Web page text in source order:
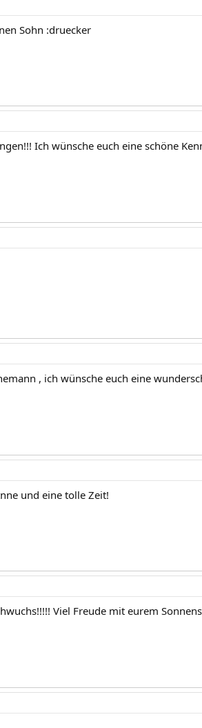
Sohn :druecker
Ich wünsche euch eine schöne
, ich wünsche euch eine
und eine tolle Zeit!
Viel Freude mit eurem